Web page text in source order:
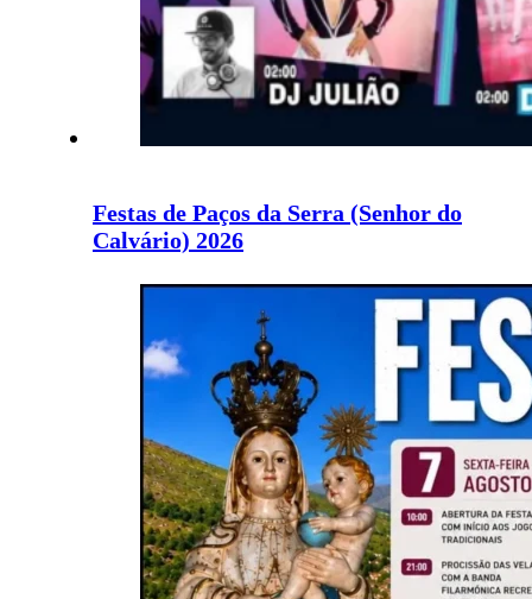
Festas de Paços da Serra (Senhor do
Calvário) 2026